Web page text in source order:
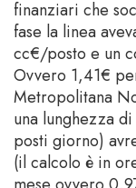
finanziari che
fase la linea
cc€/posto e un
Ovvero 1,41€
Metropolitana
una lunghezza
posti giorno)
(il calcolo è in